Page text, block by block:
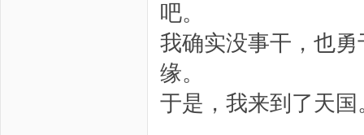
吧。
我确实没事干，也
缘。
于是，我来到了天国